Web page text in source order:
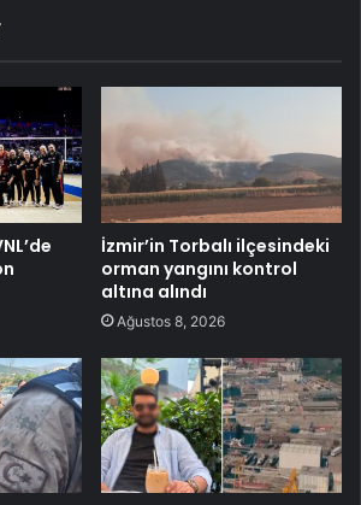
İzmir’in Torbalı ilçesindeki
orman yangını kontrol
altına alındı
Ağustos 8, 2026